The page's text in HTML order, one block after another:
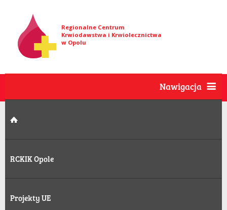
Regionalne Centrum
Krwiodawstwa i Krwiolecznictwa
w Opolu
Nawigacja
RCKIK Opole
Projekty UE